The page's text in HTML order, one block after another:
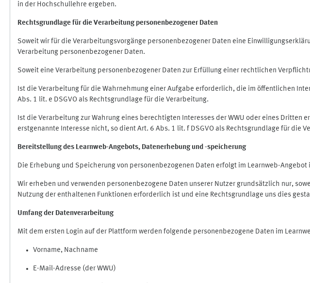
in der Hochschullehre ergeben.
Rechtsgrundlage für die Verarbeitung personenbezogener Daten
Soweit wir für die Verarbeitungsvorgänge personenbezogener Daten eine
Verarbeitung personenbezogener Daten.
Soweit eine Verarbeitung personenbezogener Daten zur Erfüllung einer rechtlichen
Ist die Verarbeitung für die Wahrnehmung einer Aufgabe erforderlich, die im öffentlichen
Abs. 1 lit. e DSGVO als Rechtsgrundlage für die Verarbeitung.
Ist die Verarbeitung zur Wahrung eines berechtigten Interesses der WWU oder eines
erstgenannte Interesse nicht, so dient Art. 6 Abs. 1 lit. f DSGVO als Rechtsgrundlage für
Bereitstellung des Learnweb-Angebots, Datenerhebung und -speicherung
Die Erhebung und Speicherung von personenbezogenen Daten erfolgt im Learnweb-
Wir erheben und verwenden personenbezogene Daten unserer Nutzer grundsätzlich nur,
Nutzung der enthaltenen Funktionen erforderlich ist und eine Rechtsgrundlage uns dies
Umfang der Datenverarbeitung
Mit dem ersten Login auf der Plattform werden folgende personenbezogene Daten im
Vorname, Nachname
E-Mail-Adresse (der WWU)